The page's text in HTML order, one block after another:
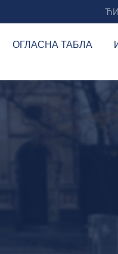
ОГЛАСНА ТАБЛА